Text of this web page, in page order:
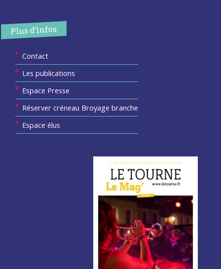
Plus d’infos
Contact
Les publications
Espace Presse
Réserver créneau Broyage branche
Espace élus